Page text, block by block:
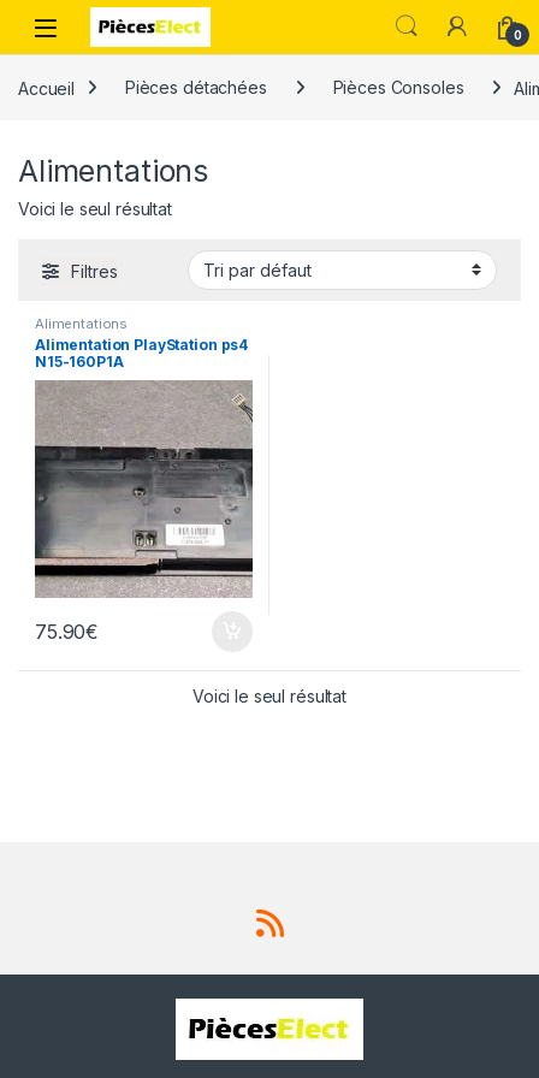
0
Accueil Pièces détachées Pièces Consoles
Alimentations
Voici le seul résultat
Filtres
Alimentations
Alimentation PlayStation ps4
N15-160P1A
75.90€
Voici le seul résultat